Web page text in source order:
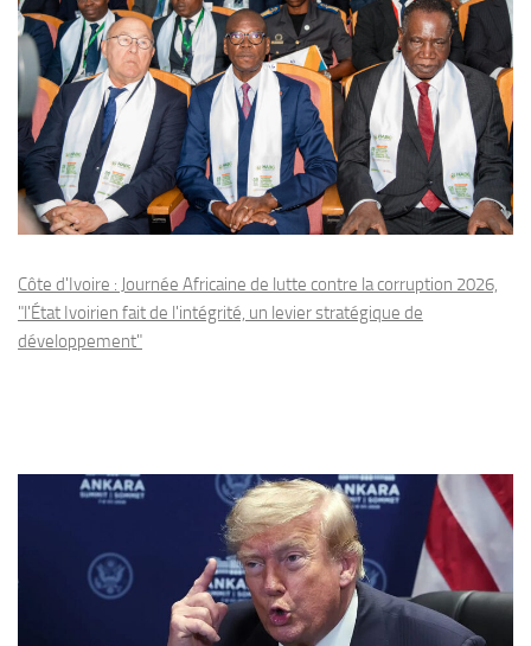
Côte d'Ivoire : Journée Africaine de lutte contre la corruption 2026,
"l'État Ivoirien fait de l'intégrité, un levier stratégique de
développement"